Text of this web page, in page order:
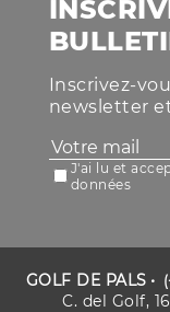
Inscrivez-
newsletter
J'ai lu et
données
GOLF DE PALS
C. del Golf,